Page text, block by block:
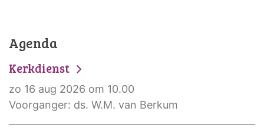
Agenda
Kerkdienst
zo 16 aug 2026 om 10.00
Voorganger: ds. W.M. van Berkum